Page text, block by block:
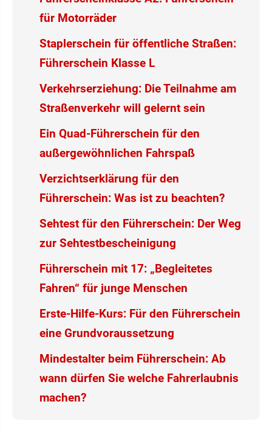
für Motorräder
Staplerschein für öffentliche Straßen:
Führerschein Klasse L
Verkehrserziehung: Die Teilnahme am
Straßenverkehr will gelernt sein
Ein Quad-Führerschein für den
außergewöhnlichen Fahrspaß
Verzichtserklärung für den
Führerschein: Was ist zu beachten?
Sehtest für den Führerschein: Der Weg
zur Sehtestbescheinigung
Führerschein mit 17: „Begleitetes
Fahren“ für junge Menschen
Erste-Hilfe-Kurs: Für den Führerschein
eine Grundvoraussetzung
Mindestalter beim Führerschein: Ab
wann dürfen Sie welche Fahrerlaubnis
machen?